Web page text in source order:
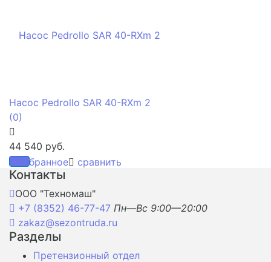
избранное сравнить
Насос Pedrollo SAR 40-RXm 2
(0)
44 540 руб.
Контакты
ООО "Техномаш"
+7 (8352) 46-77-47 Пн—Вс 9:00—20:00
zakaz@sezontruda.ru
Разделы
Претензионный отдел